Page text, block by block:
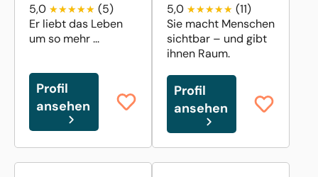
5,0
(5)
Er liebt das Leben
um so mehr ...
Profil
ansehen
5,0
(11)
Sie macht Menschen
sichtbar – und gibt
ihnen Raum.
Profil
ansehen